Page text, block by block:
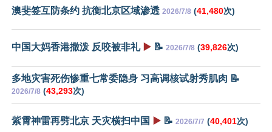
澳斐签互防条约 抗衡北京区域渗透 2026/7/8 (41,480次)
中国大妈香港撒泼 反咬被非礼 ▶️ 📝 2026/7/8 (39,826次)
多地灾害死伤惨重七常委隐身 习高调核试射秀肌肉 📝
2026/7/8 (43,293次)
紫霄神雷再劈北京 天灾横扫中国 ▶️ 📝 2026/7/7 (40,401次)